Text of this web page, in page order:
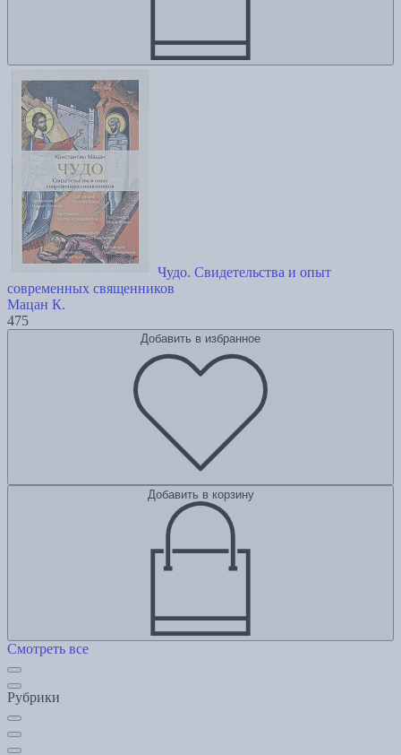
Чудо. Свидетельства и опыт
современных священников
Мацан К.
475
Добавить в избранное
Добавить в корзину
Смотреть все
Рубрики